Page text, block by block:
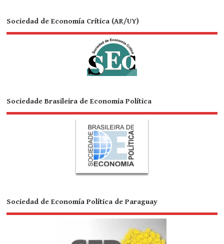
Sociedad de Economía Crítica (AR/UY)
Sociedade Brasileira de Economia Política
Sociedad de Economía Política de Paraguay